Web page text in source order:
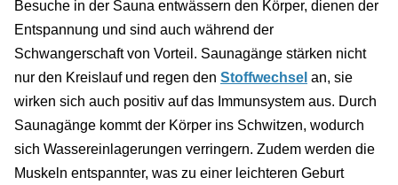
Besuche in der Sauna entwässern den Körper, dienen der
Entspannung und sind auch während der
Schwangerschaft von Vorteil. Saunagänge stärken nicht
nur den Kreislauf und regen den Stoffwechsel an, sie
wirken sich auch positiv auf das Immunsystem aus. Durch
Saunagänge kommt der Körper ins Schwitzen, wodurch
sich Wassereinlagerungen verringern. Zudem werden die
Muskeln entspannter, was zu einer leichteren Geburt